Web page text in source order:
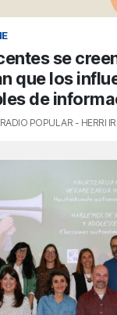
se
que los
de
POPULAR - HERRI